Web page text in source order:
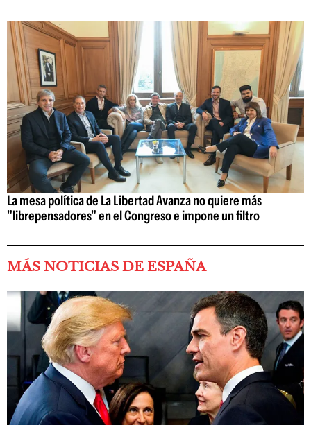
La mesa política de La Libertad Avanza no quiere más
"librepensadores" en el Congreso e impone un filtro
MÁS NOTICIAS DE ESPAÑA